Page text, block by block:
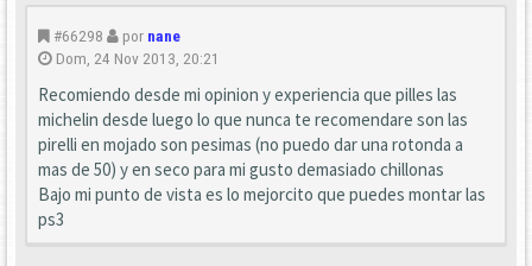
#66298 por nane
Dom, 24 Nov 2013, 20:21
Recomiendo desde mi opinion y experiencia que pilles las
michelin desde luego lo que nunca te recomendare son las
pirelli en mojado son pesimas (no puedo dar una rotonda a
mas de 50) y en seco para mi gusto demasiado chillonas
Bajo mi punto de vista es lo mejorcito que puedes montar las
ps3